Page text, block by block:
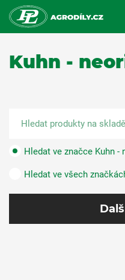
Kuhn -
Hledat ve značce Kuhn -
Hledat ve všech